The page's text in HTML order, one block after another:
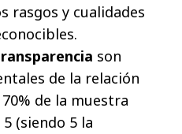
rasgos y cualidades
son
de la relación
de la muestra
(siendo 5 la